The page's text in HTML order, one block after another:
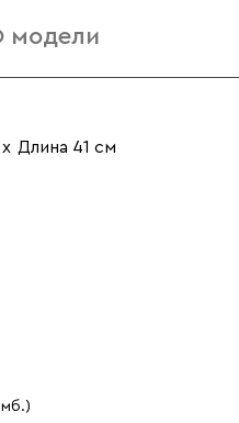
модели
х Длина 41 см